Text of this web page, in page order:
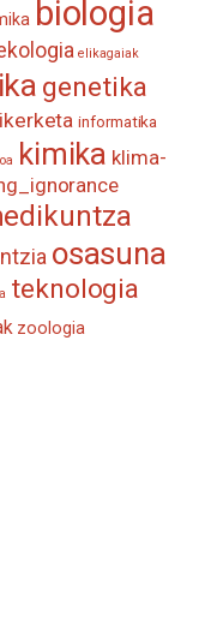
biologia
elikagaiak
genetika
ikerketa informatika
kimika klima-
osasuna
teknologia
zoologia